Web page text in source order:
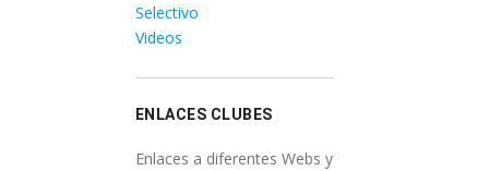
Selectivo
Videos
ENLACES CLUBES
Enlaces a diferentes Webs y